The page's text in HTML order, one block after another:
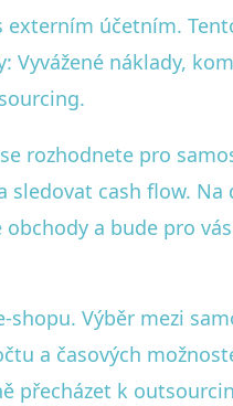
účetním.
náklady,
rozhodnete pro
sledovat cash flow.
a bude pro
Výběr mezi
a časových
přecházet k